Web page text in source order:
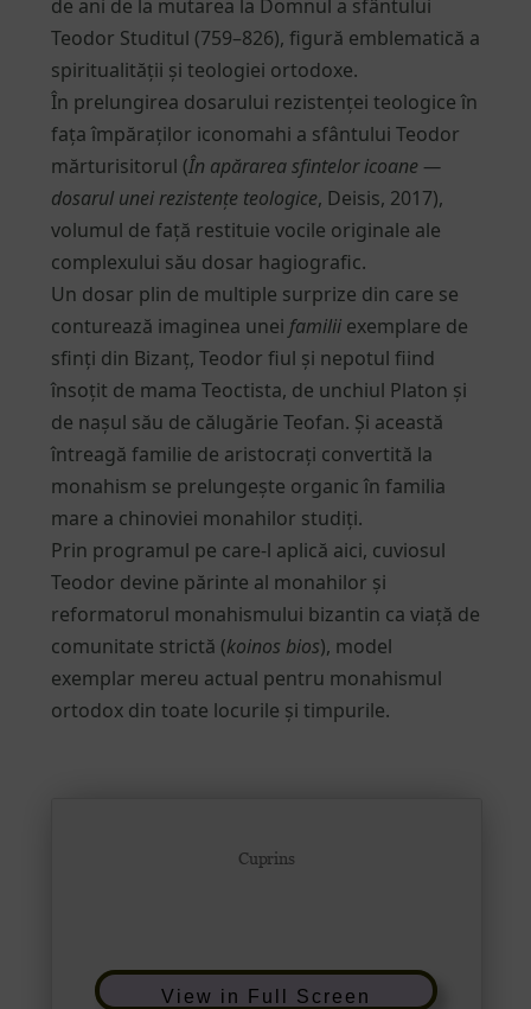
de ani de la mutarea la Domnul a sfântului
Teodor Studitul (759–826), figură emblematică a
spiritualității și teologiei ortodoxe.
În prelungirea dosarului rezistenței teologice în
fața împăraților iconomahi a sfântului Teodor
mărturisitorul (În apărarea sfintelor icoane —
dosarul unei rezistențe teologice, Deisis, 2017),
volumul de față restituie vocile originale ale
complexului său dosar hagiografic.
Un dosar plin de multiple surprize din care se
conturează imaginea unei familii exemplare de
sfinți din Bizanț, Teodor fiul și nepotul fiind
însoțit de mama Teoctista, de unchiul Platon și
de nașul său de călugărie Teofan. Și această
întreagă familie de aristocrați convertită la
monahism se prelungește organic în familia
mare a chinoviei monahilor studiți.
Prin programul pe care-l aplică aici, cuviosul
Teodor devine părinte al monahilor și
reformatorul monahismului bizantin ca viață de
comunitate strictă (koinos bios), model
exemplar mereu actual pentru monahismul
ortodox din toate locurile și timpurile.
View in Full Screen